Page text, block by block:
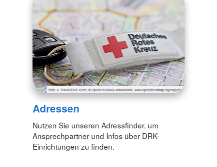
Adressen
Nutzen Sie unseren Adressfinder, um
Ansprechpartner und Infos über DRK-
Einrichtungen zu finden.